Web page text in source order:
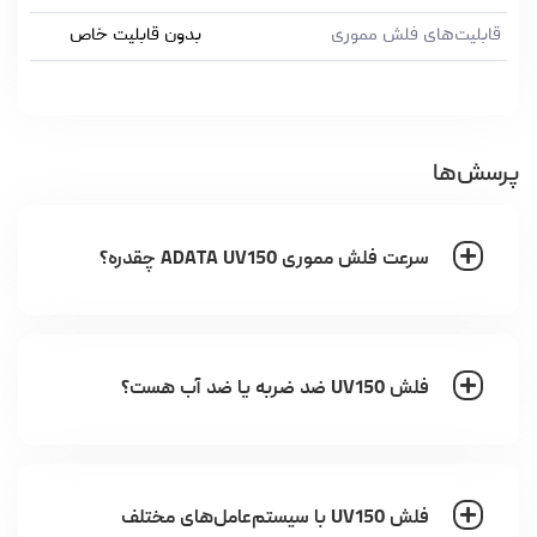
قابلیت‌های فلش مموری
بدون قابلیت خاص
پرسش‌ها
سرعت فلش مموری ADATA UV150 چقدره؟
فلش UV150 ضد ضربه یا ضد آب هست؟
فلش UV150 با سیستم‌عامل‌های مختلف